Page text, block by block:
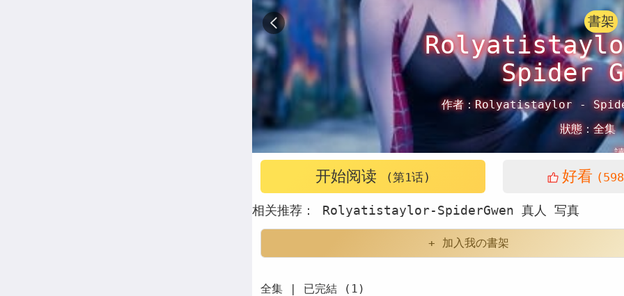
書架
Spider
作者：Rolyatistaylor -
狀態： 全
开始阅读 (第1话) 好看
相关推荐： Rolyatistaylor-SpiderGwen 真人 写真
+ 加入我の書架
全集 | 已完結 (1)